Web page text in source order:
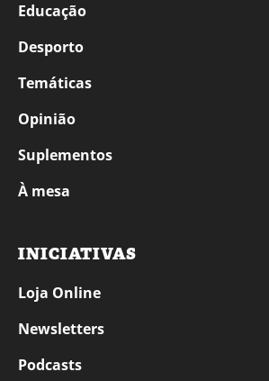
Educação
Desporto
Temáticas
Opinião
Suplementos
À mesa
INICIATIVAS
Loja Online
Newsletters
Podcasts